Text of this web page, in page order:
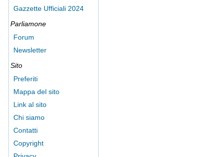
Gazzette Ufficiali 2024
Parliamone
Forum
Newsletter
Sito
Preferiti
Mappa del sito
Link al sito
Chi siamo
Contatti
Copyright